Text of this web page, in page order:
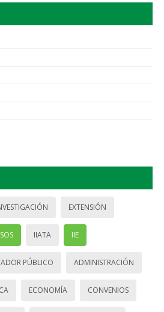
EXTENSIÓN
IIATA IIE
PÚBLICO ADMINISTRACIÓN
ECONOMÍA CONVENIOS